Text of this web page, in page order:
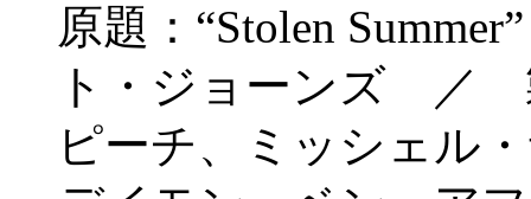
原題：“Stolen
ト・ジョーンズ ／
ピーチ、ミッシェ